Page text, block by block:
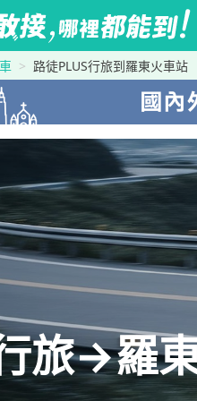
路徒PLUS行旅到羅東火車站
旅→羅